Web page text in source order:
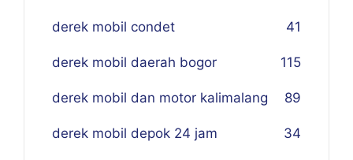
derek mobil condet 41
derek mobil daerah bogor 115
derek mobil dan motor kalimalang 89
derek mobil depok 24 jam 34